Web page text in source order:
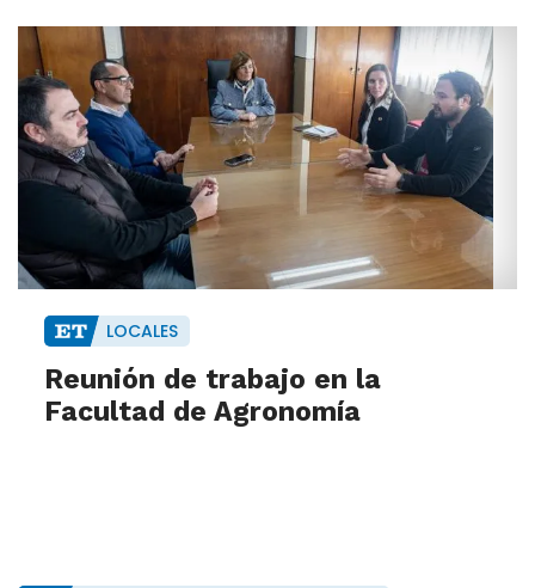
LOCALES
Reunión de trabajo en la
Facultad de Agronomía